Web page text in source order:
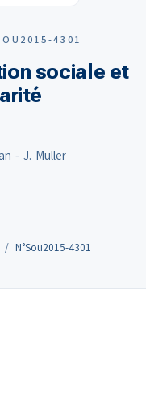
4301
sociale et
- J. Müller
N°Sou2015-4301